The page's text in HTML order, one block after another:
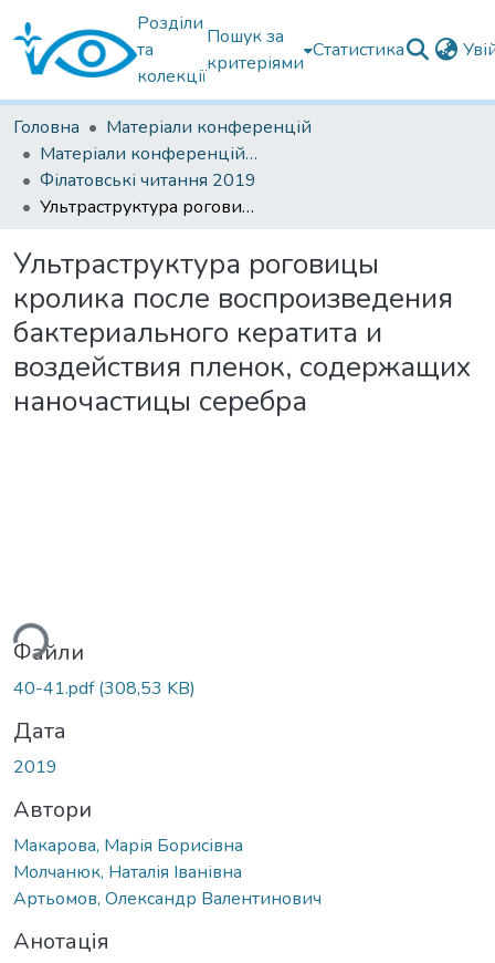
Розділи
та
колекції
Пошук за
критеріями
Статистика
Головна
Матеріали конференцій
Матеріали конференцій Інституту Філатова
Філатовські читання 2019
Ультраструктура роговицы кролика после воспроизведения бактериального кератита и воздействия пленок, содержащих наночастицы серебра
Ультраструктура роговицы
кролика после воспроизведения
бактериального кератита и
воздействия пленок, содержащих
наночастицы серебра
Файли
40-41.pdf(308,53 KB)
Дата
2019
Автори
Макарова, Марія Борисівна
Молчанюк, Наталія Іванівна
Артьомов, Олександр Валентинович
Анотація